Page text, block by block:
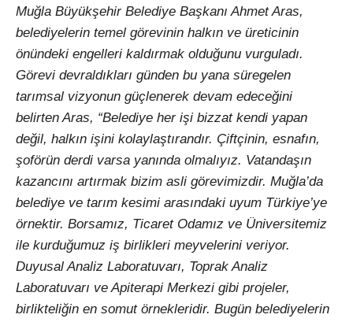
Muğla Büyükşehir Belediye Başkanı Ahmet Aras,
belediyelerin temel görevinin halkın ve üreticinin
önündeki engelleri kaldırmak olduğunu vurguladı.
Görevi devraldıkları günden bu yana süregelen
tarımsal vizyonun güçlenerek devam edeceğini
belirten Aras, “Belediye her işi bizzat kendi yapan
değil, halkın işini kolaylaştırandır. Çiftçinin, esnafın,
şoförün derdi varsa yanında olmalıyız. Vatandaşın
kazancını artırmak bizim asli görevimizdir. Muğla’da
belediye ve tarım kesimi arasındaki uyum Türkiye’ye
örnektir. Borsamız, Ticaret Odamız ve Üniversitemiz
ile kurduğumuz iş birlikleri meyvelerini veriyor.
Duyusal Analiz Laboratuvarı, Toprak Analiz
Laboratuvarı ve Apiterapi Merkezi gibi projeler,
birlikteliğin en somut örnekleridir. Bugün belediyelerin